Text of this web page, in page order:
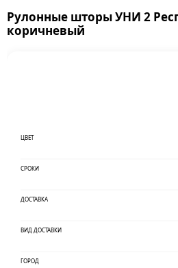
Рулонные шторы УНИ 2
коричневый
ЦВЕТ
СРОКИ
ДОСТАВКА
ВИД ДОСТАВКИ
ГОРОД